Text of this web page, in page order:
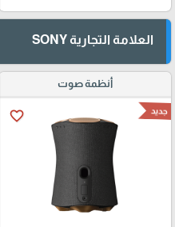
العلامة التجارية SONY
أنظمة صوت
favorite_border جديد